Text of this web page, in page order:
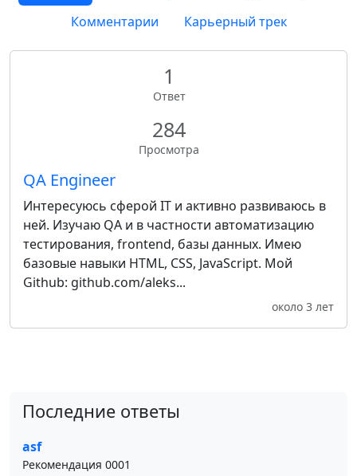
Комментарии
Карьерный трек
1
Ответ
284
Просмотра
QA Engineer
Интересуюсь сферой IT и активно развиваюсь в
ней. Изучаю QA и в частности автоматизацию
тестирования, frontend, базы данных. Имею
базовые навыки HTML, CSS, JavaScript. Мой
Github: github.com/aleks...
около 3 лет
Последние ответы
asf
Рекомендация 0001